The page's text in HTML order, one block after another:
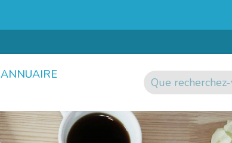
ANNUAIRE